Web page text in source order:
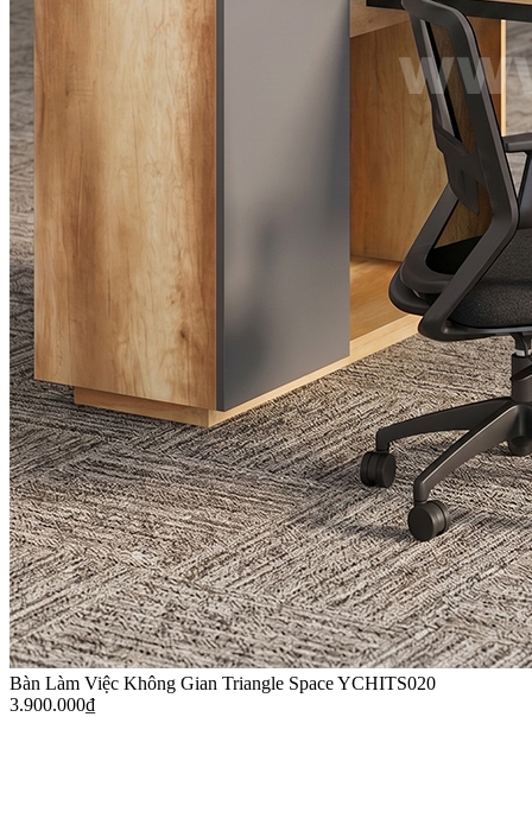
Bàn Làm Việc Không Gian Triangle Space YCHITS020
3.900.000₫